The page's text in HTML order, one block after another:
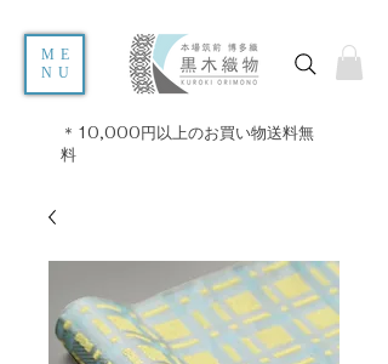
ME
NU
＊10,000円以上のお買い物送料無
料